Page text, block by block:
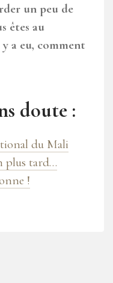
un peu de
êtes au
a eu, comment
doute :
du Mali
plus tard…
!